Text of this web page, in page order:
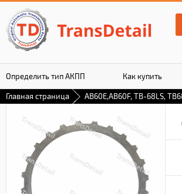
Определить тип АКПП Как купить
Гарантия
Главная страница AB60E,AB60F, TB-68LS,